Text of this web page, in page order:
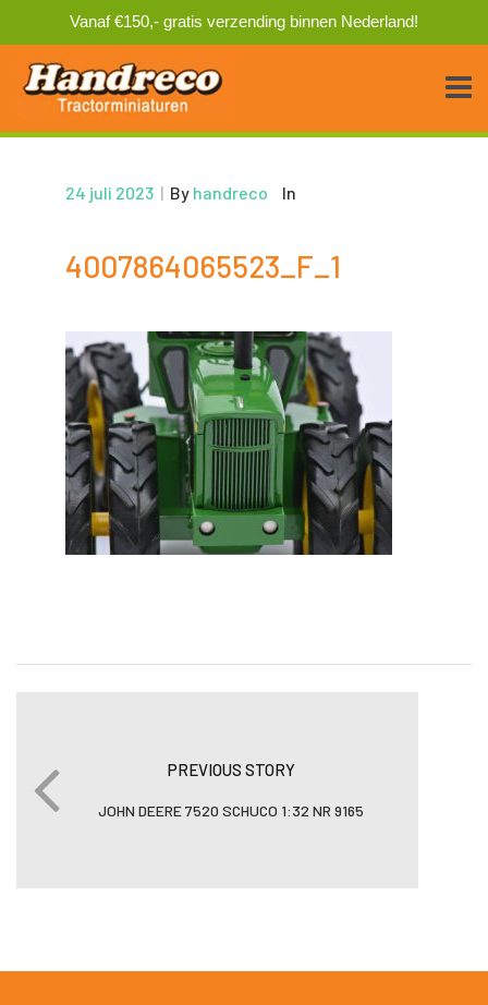
Vanaf €150,- gratis verzending binnen Nederland!
24 juli 2023 | By handreco In
4007864065523_F_1
PREVIOUS STORY
JOHN DEERE 7520 SCHUCO 1:32 NR 9165